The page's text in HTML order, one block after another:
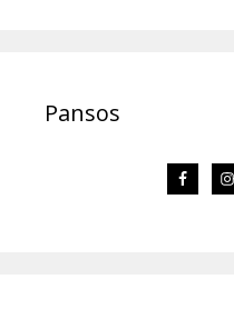
Pansos